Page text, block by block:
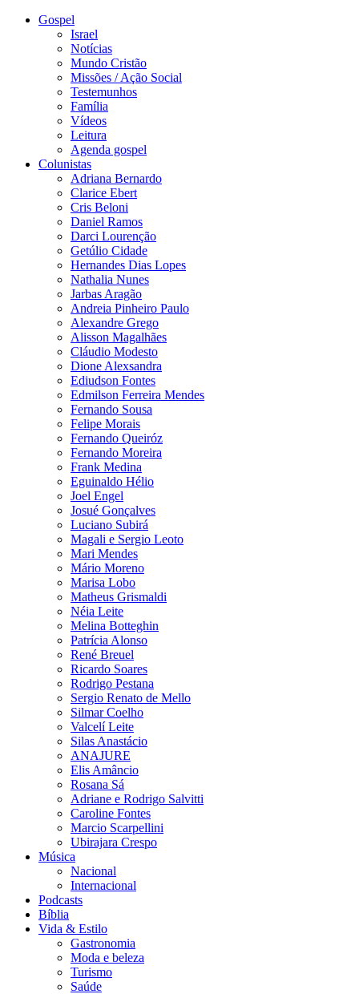
Gospel
Israel
Notícias
Mundo Cristão
Missões / Ação Social
Testemunhos
Família
Vídeos
Leitura
Agenda gospel
Colunistas
Adriana Bernardo
Clarice Ebert
Cris Beloni
Daniel Ramos
Darci Lourenção
Getúlio Cidade
Hernandes Dias Lopes
Nathalia Nunes
Jarbas Aragão
Andreia Pinheiro Paulo
Alexandre Grego
Alisson Magalhães
Cláudio Modesto
Dione Alexsandra
Ediudson Fontes
Edmilson Ferreira Mendes
Fernando Sousa
Felipe Morais
Fernando Queiróz
Fernando Moreira
Frank Medina
Eguinaldo Hélio
Joel Engel
Josué Gonçalves
Luciano Subirá
Magali e Sergio Leoto
Mari Mendes
Mário Moreno
Marisa Lobo
Matheus Grismaldi
Néia Leite
Melina Botteghin
Patrícia Alonso
René Breuel
Ricardo Soares
Rodrigo Pestana
Sergio Renato de Mello
Silmar Coelho
Valcelí Leite
Silas Anastácio
ANAJURE
Elis Amâncio
Rosana Sá
Adriane e Rodrigo Salvitti
Caroline Fontes
Marcio Scarpellini
Ubirajara Crespo
Música
Nacional
Internacional
Podcasts
Bíblia
Vida & Estilo
Gastronomia
Moda e beleza
Turismo
Saúde